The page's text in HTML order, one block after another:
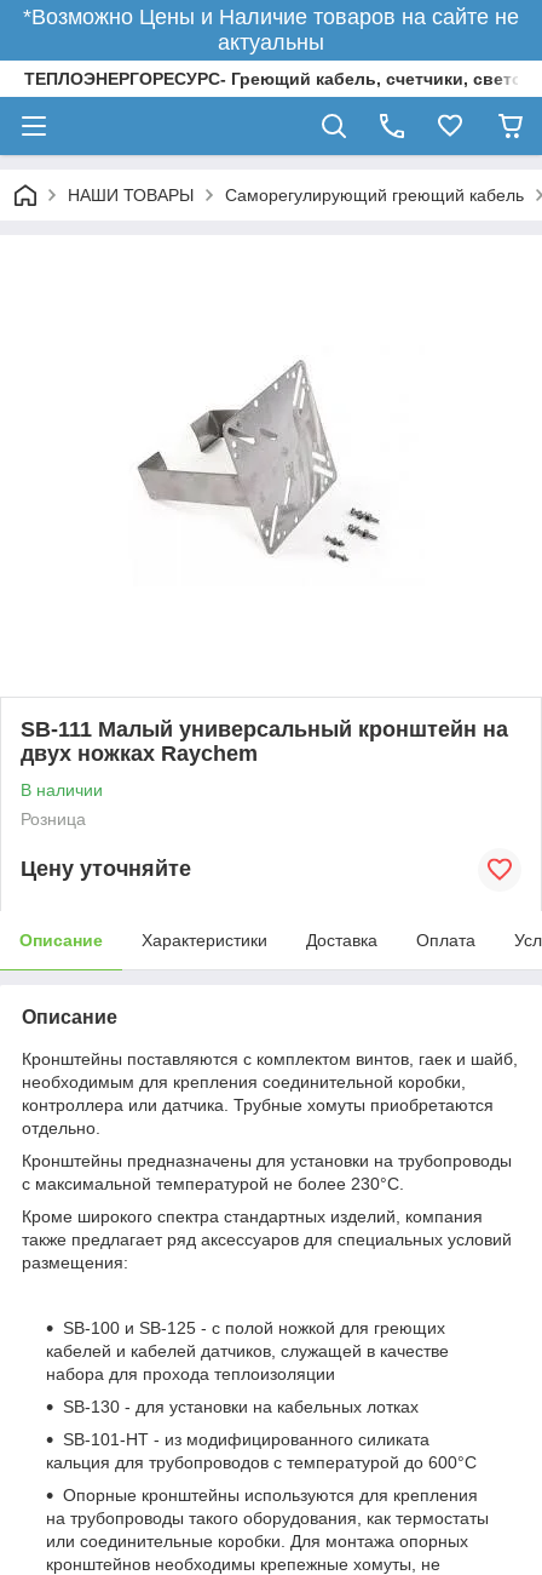
*Возможно Цены и Наличие товаров на сайте не
актуальны
ТЕПЛОЭНЕРГОРЕСУРС- Греющий кабель, счетчики,
НАШИ ТОВАРЫ Саморегулирующий греющий кабель
SB-111 Малый универсальный кронштейн на
двух ножках Raychem
В наличии
Розница
Цену уточняйте
Описание Характеристики Доставка Оплата
Описание
Кронштейны поставляются с комплектом винтов, гаек и шайб,
необходимым для крепления соединительной коробки,
контроллера или датчика. Трубные хомуты приобретаются
отдельно.
Кронштейны предназначены для установки на трубопроводы
с максимальной температурой не более 230°C.
Кроме широкого спектра стандартных изделий, компания
также предлагает ряд аксессуаров для специальных условий
размещения:
SB-100 и SB-125 - с полой ножкой для греющих
кабелей и кабелей датчиков, служащей в качестве
набора для прохода теплоизоляции
SB-130 - для установки на кабельных лотках
SB-101-HT - из модифицированного силиката
кальция для трубопроводов с температурой до 600°C
Опорные кронштейны используются для крепления
на трубопроводы такого оборудования, как термостаты
или соединительные коробки. Для монтажа опорных
кронштейнов необходимы крепежные хомуты, не